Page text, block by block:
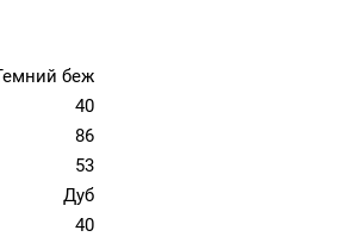
беж
40
86
53
Дуб
40